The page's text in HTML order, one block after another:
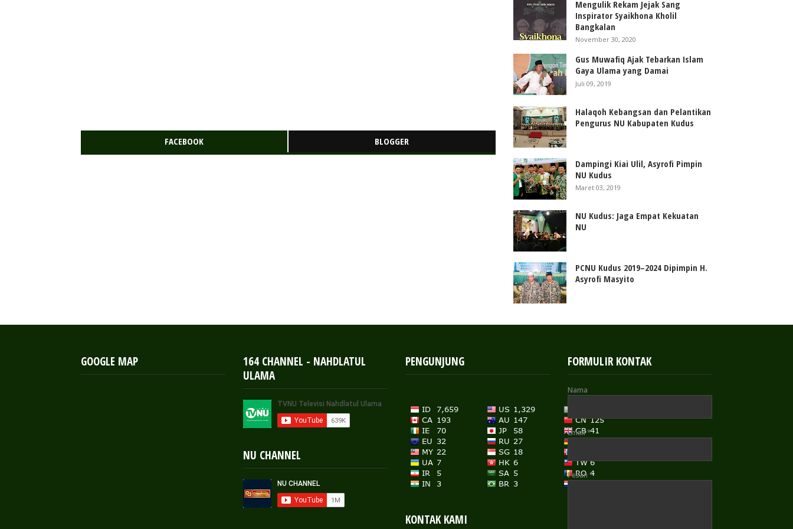
FACEBOOK BLOGGER
Mengulik Rekam Jejak Sang
Inspirator Syaikhona Kholil
Bangkalan
November 30, 2020
Gus Muwafiq Ajak Tebarkan Islam
Gaya Ulama yang Damai
Juli 09, 2019
Halaqoh Kebangsan dan Pelantikan
Pengurus NU Kabupaten Kudus
Dampingi Kiai Ulil, Asyrofi Pimpin
NU Kudus
Maret 03, 2019
NU Kudus: Jaga Empat Kekuatan
NU
PCNU Kudus 2019–2024 Dipimpin H.
Asyrofi Masyito
GOOGLE MAP
164 CHANNEL - NAHDLATUL
ULAMA
NU CHANNEL
PENGUNJUNG
KONTAK KAMI
FORMULIR KONTAK
Nama
Email*
Pesan *